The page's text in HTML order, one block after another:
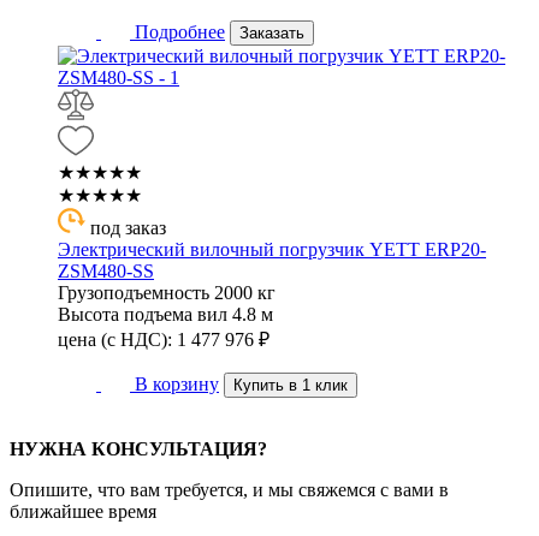
Подробнее Заказать
★★★★★
★★★★★
под заказ
Электрический вилочный погрузчик YETT ERP20-
ZSM480-SS
Грузоподъемность 2000 кг
Высота подъема вил 4.8 м
цена (с НДС): 1 477 976 ₽
В корзину Купить в 1 клик
НУЖНА КОНСУЛЬТАЦИЯ?
Опишите, что вам требуется, и мы свяжемся с вами в
ближайшее время